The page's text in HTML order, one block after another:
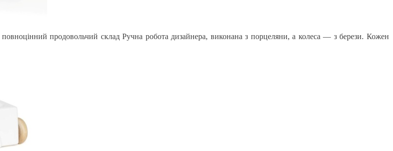
продовольчий склад Ручна робота дизайнера, виконана з порцеляни, а колеса — з берези. Кожен